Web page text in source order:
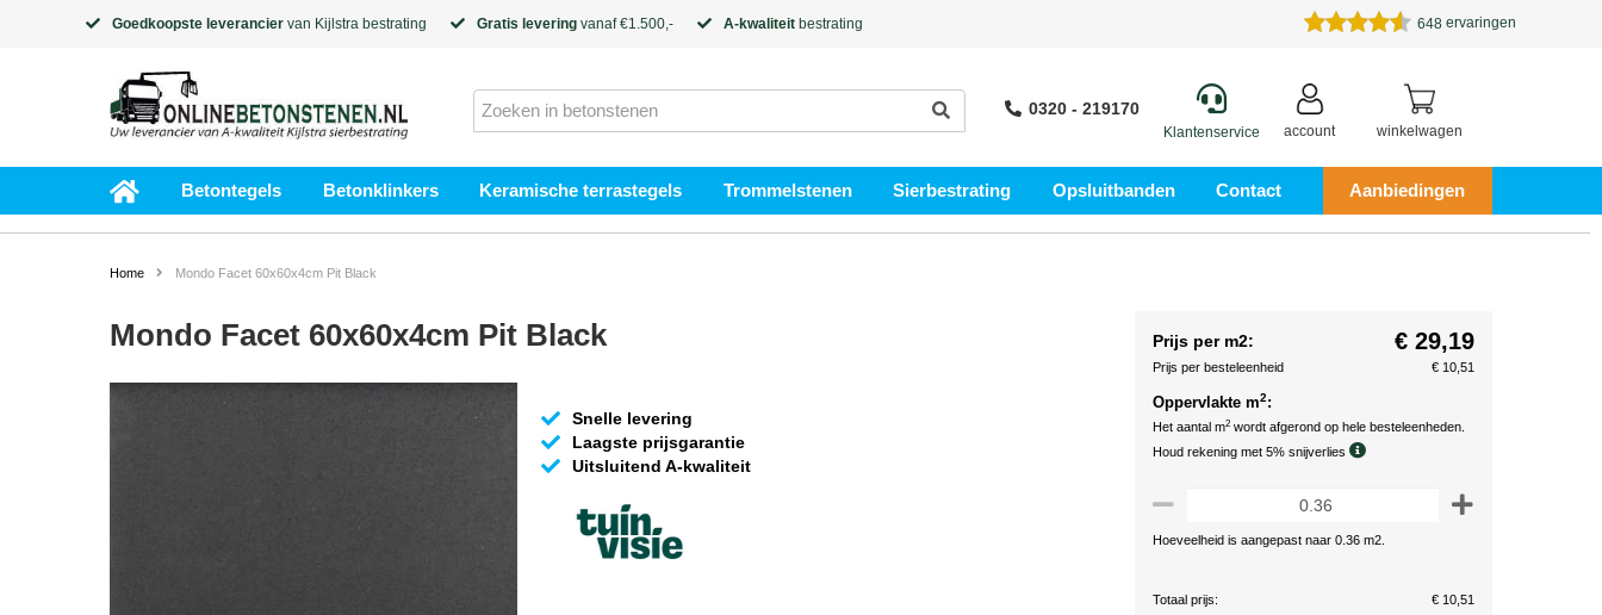
Goedkoopste leverancier van Kijlstra bestrating Gratis levering vanaf €1.500,- A-kwaliteit bestrating 648 ervaringen
0320 - 219170
Klantenservice account winkelwagen
Betontegels Betonklinkers Keramische terrastegels Trommelstenen Sierbestrating Opsluitbanden Contact Aanbiedingen
Home Mondo Facet 60x60x4cm Pit Black
Mondo Facet 60x60x4cm Pit Black
Snelle levering
Laagste prijsgarantie
Uitsluitend A-kwaliteit
Prijs per m2: € 29,19
Prijs per besteleenheid € 10,51
Oppervlakte m2:
Het aantal m2 wordt afgerond op hele besteleenheden.
Houd rekening met 5% snijverlies
Hoeveelheid is aangepast naar 0.36 m2.
Totaal prijs:
€ 10,51